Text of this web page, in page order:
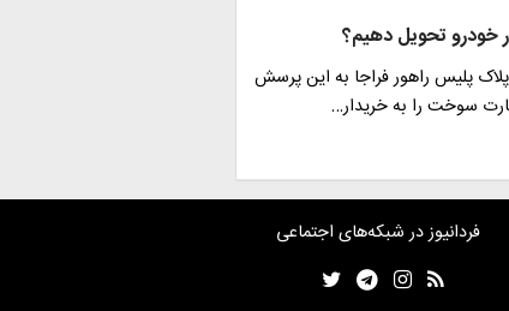
خودرو تحویل دهیم؟
پلیس راهور فراجا به این پرسش
سوخت را به خریدار…
فردانیوز در شبکه‌های اجتماعی